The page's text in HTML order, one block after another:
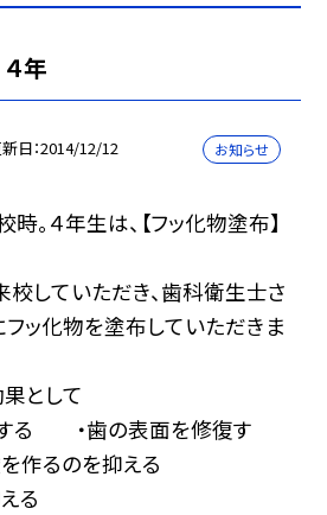
年
日 2014/12/12 お知らせ
時。４年生は、【フッ化物塗布】
していただき、歯科衛生士さ
ッ化物を塗布していただきま
果として
する ・歯の表面を修復す
るのを抑える
る